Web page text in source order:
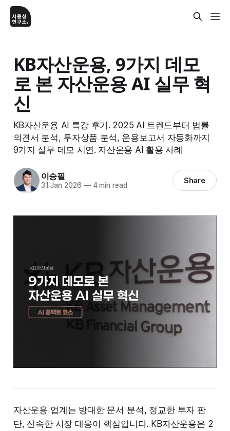
KB자산운용, 9가지 데모
로 본 자산운용 AI 실무 혁
신
KB자산운용 AI 특강 후기. 2025 AI 트렌드부터 법률
의견서 분석, 투자상품 분석, 운용보고서 자동화까지
9가지 실무 데모 시연. 자산운용 AI 활용 사례
이승필
31 Jan 2026 —4 min read Share
자산운용 업계는 방대한 문서 분석, 정교한 투자 판
단, 신속한 시장 대응이 핵심입니다. KB자산운용은 2